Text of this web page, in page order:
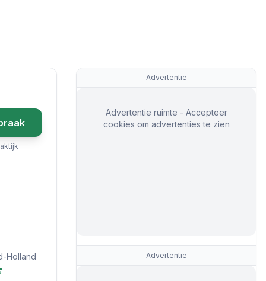
Holland
Advertentie
Advertentie ruimte - Accepteer
cookies om advertenties te zien
Advertentie